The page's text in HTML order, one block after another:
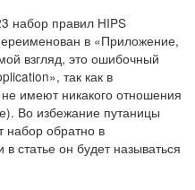
набор правил HIPS
в «Приложение,
взгляд, это ошибочный
так как в
имеют никакого отношения
Во избежание путаницы
набор обратно в
статье он будет называться